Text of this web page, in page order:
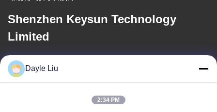
Shenzhen Keysun Technology
Limited
ই-মেইল
dayle@keysuntech.com
Dayle Liu
2:34 PM